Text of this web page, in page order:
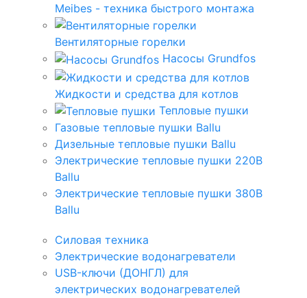
Meibes - техника быстрого монтажа
Вентиляторные горелки
Насосы Grundfos
Жидкости и средства для котлов
Тепловые пушки
Газовые тепловые пушки Ballu
Дизельные тепловые пушки Ballu
Электрические тепловые пушки 220В
Ballu
Электрические тепловые пушки 380В
Ballu
Силовая техника
Электрические водонагреватели
USB-ключи (ДОНГЛ) для
электрических водонагревателей